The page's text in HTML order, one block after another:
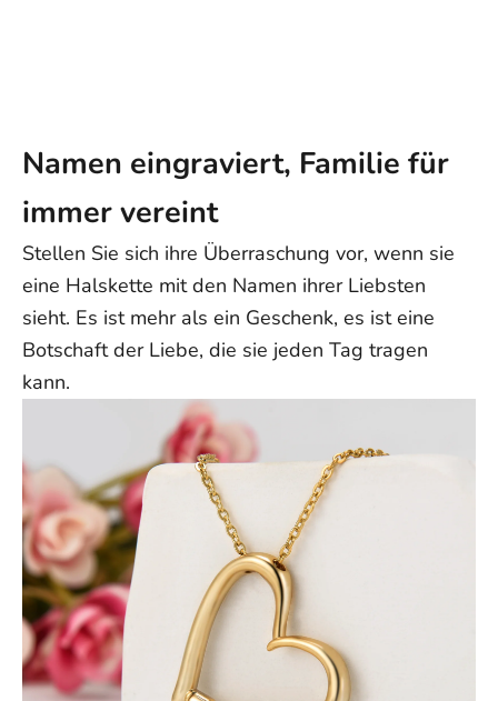
Namen eingraviert, Familie für
immer vereint
Stellen Sie sich ihre Überraschung vor, wenn sie
eine Halskette mit den Namen ihrer Liebsten
sieht. Es ist mehr als ein Geschenk, es ist eine
Botschaft der Liebe, die sie jeden Tag tragen
kann.